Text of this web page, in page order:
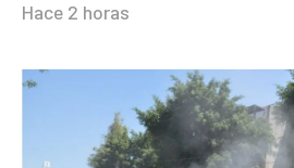
Hace 2 horas